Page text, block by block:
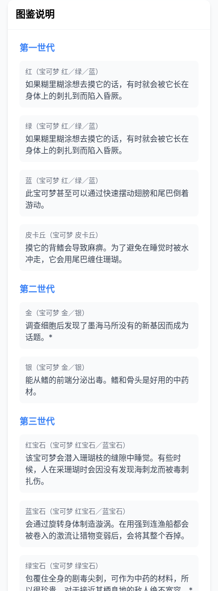
图鉴说明
第一世代
红（宝可梦 红／绿／蓝）
如果糊里糊涂想去摸它的话，有时就会被它长在
身体上的刺扎到而陷入昏厥。
绿（宝可梦 红／绿／蓝）
如果糊里糊涂想去摸它的话，有时就会被它长在
身体上的刺扎到而陷入昏厥。
蓝（宝可梦 红／绿／蓝）
此宝可梦甚至可以通过快速摆动翅膀和尾巴倒着
游动。
皮卡丘（宝可梦 皮卡丘）
摸它的背鳍会导致麻痹。为了避免在睡觉时被水
冲走，它会用尾巴缠住珊瑚。
第二世代
金（宝可梦 金／银）
调查细胞后发现了墨海马所没有的新基因而成为
话题。*
银（宝可梦 金／银）
能从鳍的前端分泌出毒。鳍和骨头是好用的中药
材。
第三世代
红宝石（宝可梦 红宝石／蓝宝石）
该宝可梦会潜入珊瑚枝的缝隙中睡觉。有些时
候，人在采珊瑚时会因没有发现海刺龙而被毒刺
扎伤。
蓝宝石（宝可梦 红宝石／蓝宝石）
会通过旋转身体制造漩涡。在用强到连渔船都会
被卷入的激流让猎物变弱后，会将其整个吞掉。
绿宝石（宝可梦 绿宝石）
包覆住全身的剧毒尖刺，可作为中药的材料，所